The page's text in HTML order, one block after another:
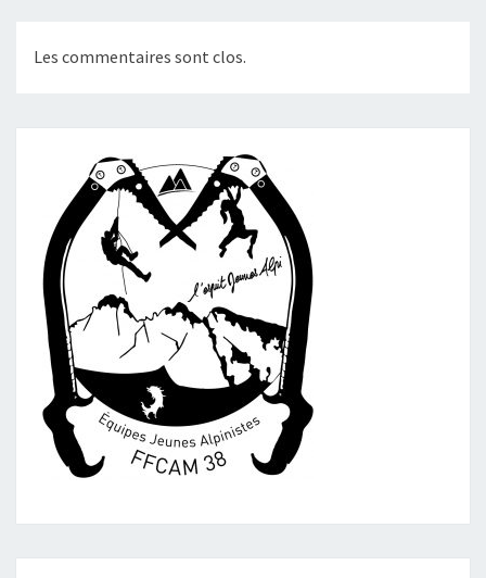
Les commentaires sont clos.